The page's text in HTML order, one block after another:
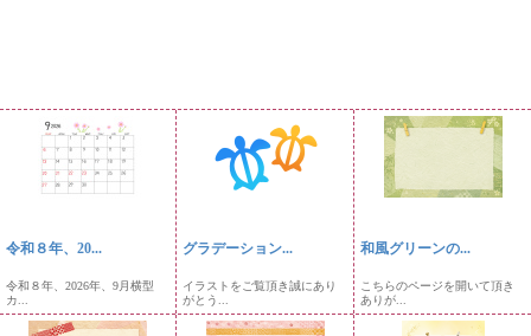
令和８年、20...
令和８年、2026年、9月横型
カ...
グラデーション...
イラストをご覧頂き誠にあり
がとう...
和風グリーンの...
こちらのページを開いて頂き
ありが...